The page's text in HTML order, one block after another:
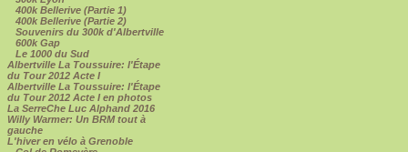
400k Bellerive (Partie 1)
400k Bellerive (Partie 2)
Souvenirs du 300k d'Albertville
600k Gap
Le 1000 du Sud
Albertville La Toussuire: l'Étape
du Tour 2012 Acte I
Albertville La Toussuire: l'Étape
du Tour 2012 Acte I en photos
La SerreChe Luc Alphand 2016
Willy Warmer: Un BRM tout à
gauche
L'hiver en vélo à Grenoble